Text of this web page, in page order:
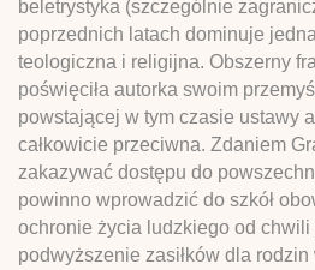
beletrystyka (szczególnie
poprzednich latach dominuje
teologiczna i religijna. Obszerny
poświęciła autorka swoim
powstającej w tym czasie ustawy
całkowicie przeciwna. Zdaniem
zakazywać dostępu do
powinno wprowadzić do szkół
ochronie życia ludzkiego od chwili
podwyższenie zasiłków dla